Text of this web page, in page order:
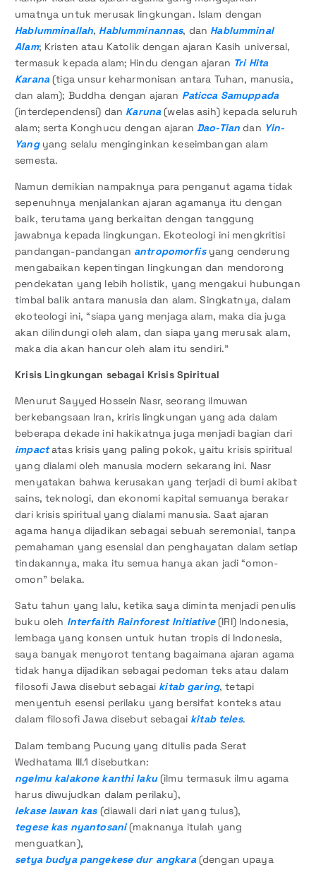
umatnya untuk merusak lingkungan. Islam dengan
Hablumminallah, Hablumminannas, dan Hablumminal
Alam; Kristen atau Katolik dengan ajaran Kasih universal,
termasuk kepada alam; Hindu dengan ajaran Tri Hita
Karana(tiga unsur keharmonisan antara Tuhan, manusia,
dan alam); Buddha dengan ajaran Paticca Samuppada
(interdependensi) dan Karuna (welas asih) kepada seluruh
alam; serta Konghucu dengan ajaranDao-Tian dan Yin-
Yangyang selalu menginginkan keseimbangan alam
semesta.
Namun demikian nampaknya para penganut agama tidak
sepenuhnya menjalankan ajaran agamanya itu dengan
baik, terutama yang berkaitan dengan tanggung
jawabnya kepada lingkungan. Ekoteologi ini mengkritisi
pandangan-pandangan antropomorfis yang cenderung
mengabaikan kepentingan lingkungan dan mendorong
pendekatan yang lebih holistik, yang mengakui hubungan
timbal balik antara manusia dan alam. Singkatnya, dalam
ekoteologi ini, “siapa yang menjaga alam, maka dia juga
akan dilindungi oleh alam, dan siapa yang merusak alam,
maka dia akan hancur oleh alam itu sendiri.”
Krisis Lingkungan sebagai Krisis Spiritual
Menurut Sayyed Hossein Nasr, seorang ilmuwan
berkebangsaan Iran, kriris lingkungan yang ada dalam
beberapa dekade ini hakikatnya juga menjadi bagian dari
impactatas krisis yang paling pokok, yaitu krisis spiritual
yang dialami oleh manusia modern sekarang ini. Nasr
menyatakan bahwa kerusakan yang terjadi di bumi akibat
sains, teknologi, dan ekonomi kapital semuanya berakar
dari krisis spiritual yang dialami manusia. Saat ajaran
agama hanya dijadikan sebagai sebuah seremonial, tanpa
pemahaman yang esensial dan penghayatan dalam setiap
tindakannya, maka itu semua hanya akan jadi “omon-
omon” belaka.
Satu tahun yang lalu, ketika saya diminta menjadi penulis
buku oleh Interfaith Rainforest Initiative(IRI) Indonesia,
lembaga yang konsen untuk hutan tropis di Indonesia,
saya banyak menyorot tentang bagaimana ajaran agama
tidak hanya dijadikan sebagai pedoman teks atau dalam
filosofi Jawa disebut sebagai kitab garing, tetapi
menyentuh esensi perilaku yang bersifat konteks atau
dalam filosofi Jawa disebut sebagai kitab teles.
Dalam tembang Pucung yang ditulis pada Serat
Wedhatama III.1 disebutkan:
ngelmu kalakone kanthi laku(ilmu termasuk ilmu agama
harus diwujudkan dalam perilaku),
lekase lawan kas (diawali dari niat yang tulus),
tegese kas nyantosani(maknanya itulah yang
menguatkan),
setya budya pangekese dur angkara(dengan upaya